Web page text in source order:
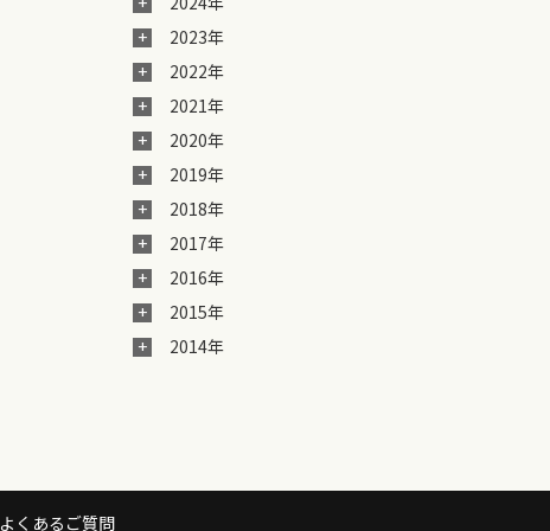
2023年
2022年
2021年
2020年
2019年
2018年
2017年
2016年
2015年
2014年
よくあるご質問